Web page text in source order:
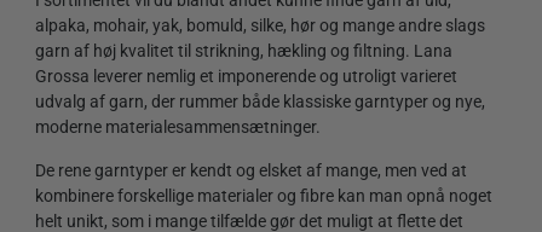
alpaka, mohair, yak, bomuld, silke, hør og mange andre slags
garn af høj kvalitet til strikning, hækling og filtning. Lana
Grossa leverer nemlig et imponerende og utroligt varieret
udvalg af garn, der rummer både klassiske garntyper og nye,
moderne materialesammensætninger.
De rene garntyper er kendt og elsket af mange, men ved at
kombinere forskellige materialer og fibre kan man opnå noget
helt unikt, som i mange tilfælde gør det muligt at flette det